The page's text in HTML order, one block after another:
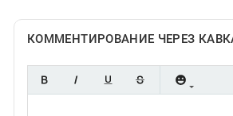
КОММЕНТИРОВАНИЕ ЧЕРЕЗ